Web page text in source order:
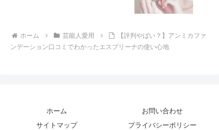
ホーム 芸能人愛用
【評判やばい？】アンミカファ
ンデーション口コミでわかったエスプリーナの使い心地
ホーム
お問い合わせ
サイトマップ
プライバシーポリシー